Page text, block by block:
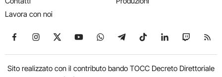
Lavora con noi
Seguici su Facebook
Seguici su Instagram
Seguici su X
Seguici su YouTube
Seguici su WhatsApp
Seguici su Telegram
Seguici su TikTok
Seguici su
Seguici
Sito realizzato con il contributo bando TOCC Decreto Direttoriale